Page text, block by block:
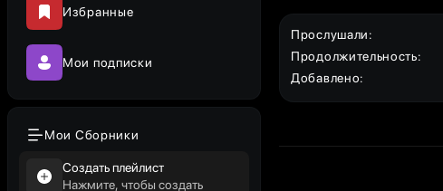
Избранные
Мои подписки
Мои Сборники
Создать плейлист
Нажмите, чтобы создать
Прослушали:
Продолжительность:
Добавлено: